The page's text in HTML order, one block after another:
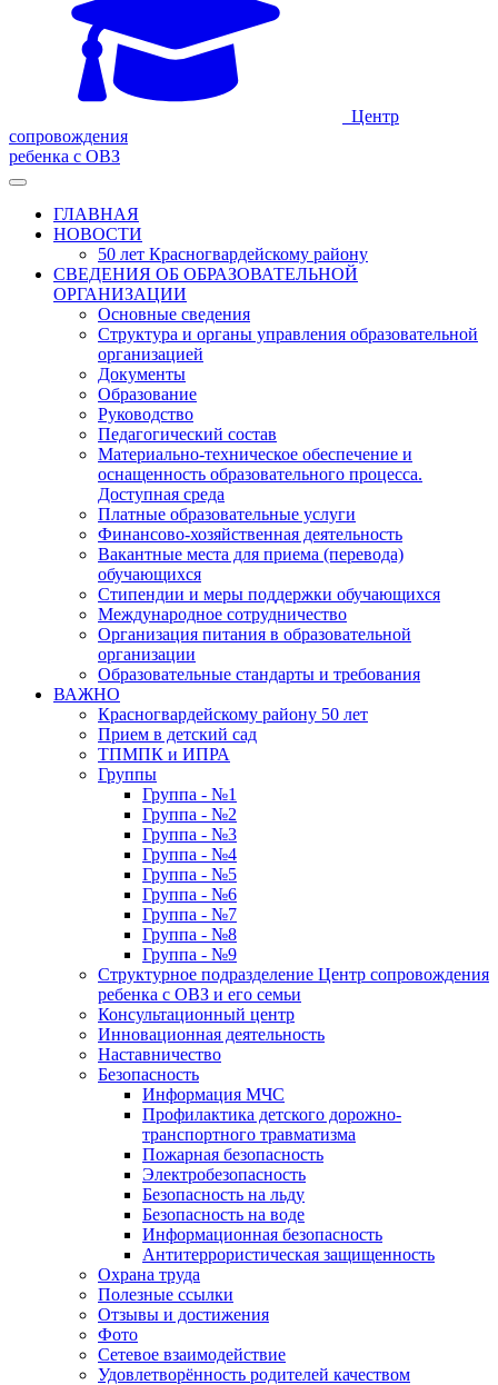
Центр
сопровождения
ребенка с ОВЗ
ГЛАВНАЯ
НОВОСТИ
50 лет Красногвардейскому району
СВЕДЕНИЯ ОБ ОБРАЗОВАТЕЛЬНОЙ
ОРГАНИЗАЦИИ
Основные сведения
Структура и органы управления образовательной
организацией
Документы
Образование
Руководство
Педагогический состав
Материально-техническое обеспечение и
оснащенность образовательного процесса.
Доступная среда
Платные образовательные услуги
Финансово-хозяйственная деятельность
Вакантные места для приема (перевода)
обучающихся
Стипендии и меры поддержки обучающихся
Международное сотрудничество
Организация питания в образовательной
организации
Образовательные стандарты и требования
ВАЖНО
Красногвардейскому району 50 лет
Прием в детский сад
ТПМПК и ИПРА
Группы
Группа - №1
Группа - №2
Группа - №3
Группа - №4
Группа - №5
Группа - №6
Группа - №7
Группа - №8
Группа - №9
Структурное подразделение Центр сопровождения
ребенка с ОВЗ и его семьи
Консультационный центр
Инновационная деятельность
Наставничество
Безопасность
Информация МЧС
Профилактика детского дорожно-
транспортного травматизма
Пожарная безопасность
Электробезопасность
Безопасность на льду
Безопасность на воде
Информационная безопасность
Антитеррористическая защищенность
Охрана труда
Полезные ссылки
Отзывы и достижения
Фото
Сетевое взаимодействие
Удовлетворённость родителей качеством